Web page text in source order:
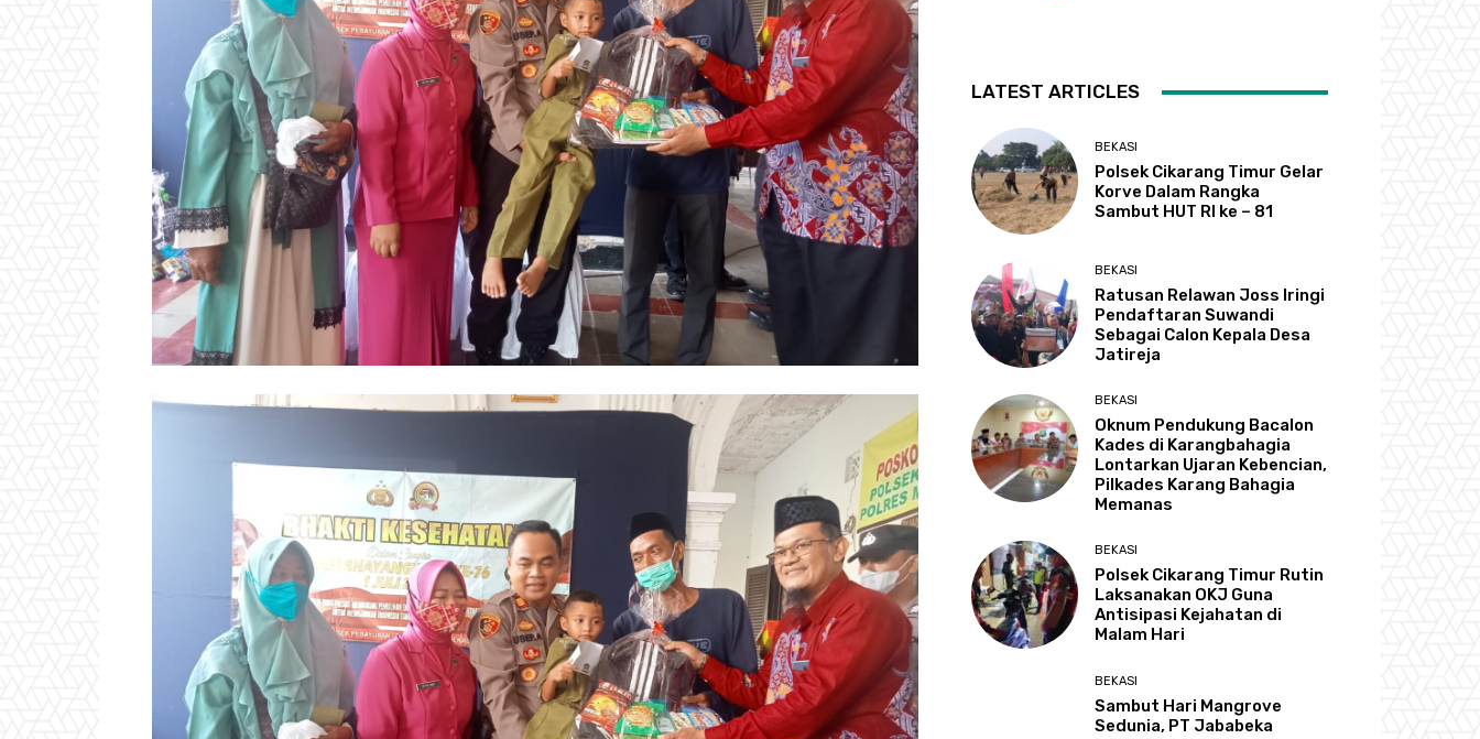
LATEST ARTICLES
BEKASI
Polsek Cikarang Timur Gelar
Korve Dalam Rangka
Sambut HUT RI ke – 81
BEKASI
Ratusan Relawan Joss Iringi
Pendaftaran Suwandi
Sebagai Calon Kepala Desa
Jatireja
BEKASI
Oknum Pendukung Bacalon
Kades di Karangbahagia
Lontarkan Ujaran Kebencian,
Pilkades Karang Bahagia
Memanas
BEKASI
Polsek Cikarang Timur Rutin
Laksanakan OKJ Guna
Antisipasi Kejahatan di
Malam Hari
BEKASI
Sambut Hari Mangrove
Sedunia, PT Jababeka